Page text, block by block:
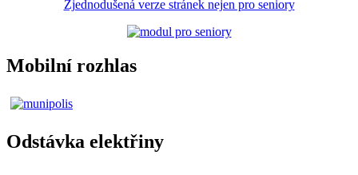
Zjednodušená verze stránek nejen pro seniory
Mobilní rozhlas
Odstávka elektřiny